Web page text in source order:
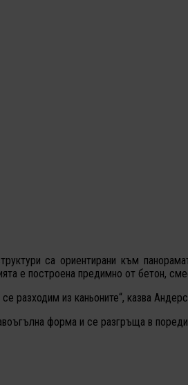
са ориентирани към
е построена предимно от бетон,
разходим из каньоните“, казва
форма и се разгръща в